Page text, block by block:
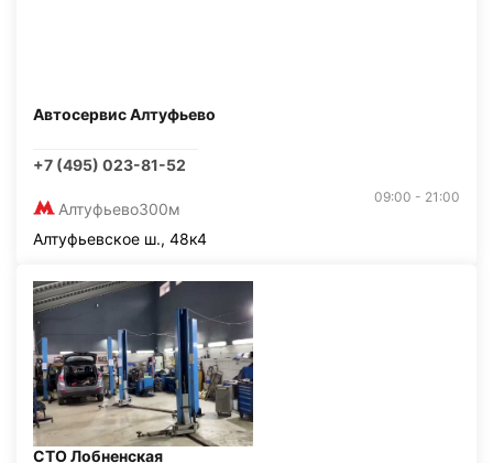
Автосервис Алтуфьево
+7 (495) 023-81-52
Алтуфьево300м
09:00 - 21:00
Алтуфьевское ш., 48к4
СТО Лобненская